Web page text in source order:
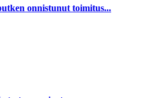
onnistunut toimitus...